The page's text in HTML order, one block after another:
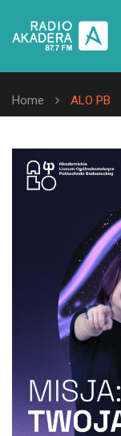
Home ALO PB